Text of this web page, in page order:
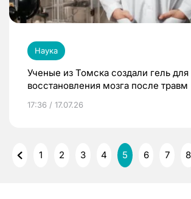
Наука
Ученые из Томска создали гель для
восстановления мозга после травм
17:36 / 17.07.26
1 2 3 4 5 6 7 8